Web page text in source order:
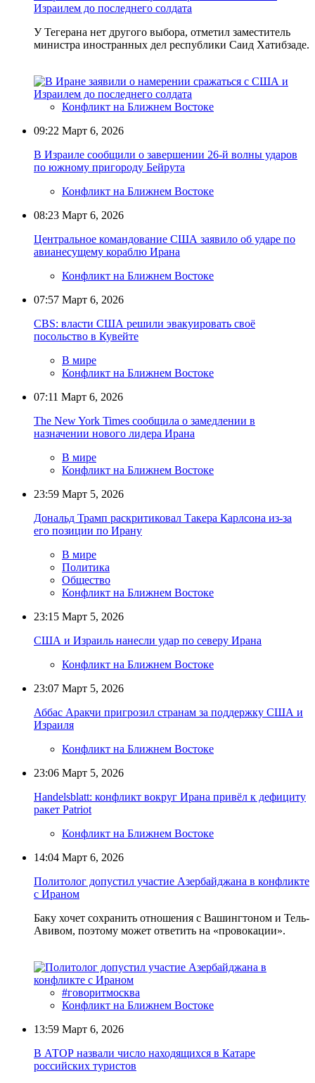
Израилем до последнего солдата
У Тегерана нет другого выбора, отметил заместитель
министра иностранных дел республики Саид Хатибзаде.
Конфликт на Ближнем Востоке
09:22 Март 6, 2026
В Израиле сообщили о завершении 26-й волны ударов
по южному пригороду Бейрута
Конфликт на Ближнем Востоке
08:23 Март 6, 2026
Центральное командование США заявило об ударе по
авианесущему кораблю Ирана
Конфликт на Ближнем Востоке
07:57 Март 6, 2026
CBS: власти США решили эвакуировать своё
посольство в Кувейте
В мире
Конфликт на Ближнем Востоке
07:11 Март 6, 2026
The New York Times сообщила о замедлении в
назначении нового лидера Ирана
В мире
Конфликт на Ближнем Востоке
23:59 Март 5, 2026
Дональд Трамп раскритиковал Такера Карлсона из-за
его позиции по Ирану
В мире
Политика
Общество
Конфликт на Ближнем Востоке
23:15 Март 5, 2026
США и Израиль нанесли удар по северу Ирана
Конфликт на Ближнем Востоке
23:07 Март 5, 2026
Аббас Аракчи пригрозил странам за поддержку США и
Израиля
Конфликт на Ближнем Востоке
23:06 Март 5, 2026
Handelsblatt: конфликт вокруг Ирана привёл к дефициту
ракет Patriot
Конфликт на Ближнем Востоке
14:04 Март 6, 2026
Политолог допустил участие Азербайджана в конфликте
с Ираном
Баку хочет сохранить отношения с Вашингтоном и Тель-
Авивом, поэтому может ответить на «провокации».
#говоритмосква
Конфликт на Ближнем Востоке
13:59 Март 6, 2026
В АТОР назвали число находящихся в Катаре
российских туристов